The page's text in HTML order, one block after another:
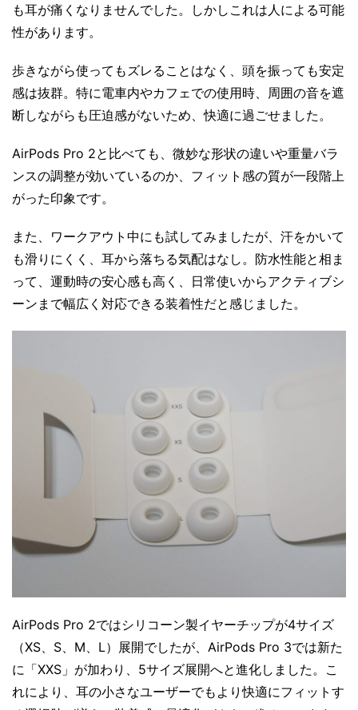
も耳が痛くなりませんでした。しかしこれは人による可能
性があります。
歩きながら使ってもズレることはなく、頭を振っても安定
感は抜群。特に電車内やカフェでの使用時、周囲の音を遮
断しながらも圧迫感がないため、快適に過ごせました。
AirPods Pro 2と比べても、微妙な形状の違いや重量バラ
ンスの調整が効いているのか、フィット感の質が一段階上
がった印象です。
また、ワークアウト中にも試してみましたが、汗をかいて
も滑りにくく、耳から落ちる気配はなし。防水性能と相ま
って、運動時の安心感も高く、日常使いからアクティブシ
ーンまで幅広く対応できる装着性だと感じました。
AirPods Pro 2ではシリコーン製イヤーチップが4サイズ
（XS、S、M、L）展開でしたが、AirPods Pro 3では新た
に「XXS」が加わり、5サイズ展開へと進化しました。こ
れにより、耳の小さなユーザーでもより快適にフィットす